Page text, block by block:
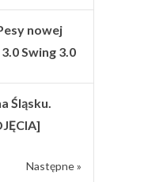
nowej
Swing 3.0
Śląsku.
Następne »